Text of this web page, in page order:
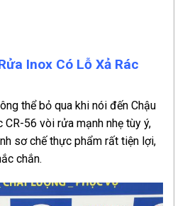
Inox Có Lỗ Xả Rác
thể bỏ qua khi nói đến Chậu
CR-56 vòi rửa mạnh nhẹ tùy ý,
sơ chế thực phẩm rất tiện lợi,
chắn.